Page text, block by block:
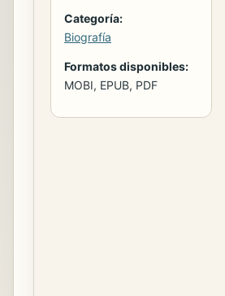
Categoría:
Biografía
Formatos disponibles:
MOBI, EPUB, PDF